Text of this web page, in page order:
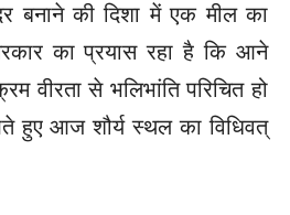
बनाने की दिशा में एक मील का
का प्रयास रहा है कि आने
वीरता से भलिभांति परिचित हो
हुए आज शौर्य स्थल का विधिवत्